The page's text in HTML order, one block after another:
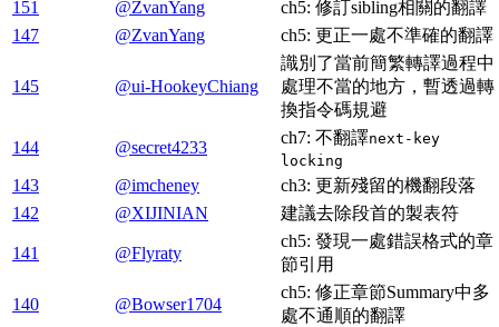
151 @ZvanYang
ch5: 修訂sibling相關的翻譯
147
@ZvanYang ch5: 更正一處不準確的翻譯
145 @ui-HookeyChiang
識別了當前簡繁轉譯過程中
處理不當的地方，暫透過轉
換指令碼規避
144
@secret4233
ch7: 不翻譯next-key
locking
143 @imcheney
ch3: 更新殘留的機翻段落
142
@XIJINIAN 建議去除段首的製表符
141 @Flyraty
ch5: 發現一處錯誤格式的章
節引用
140 @Bowser1704
ch5: 修正章節Summary中多
處不通順的翻譯